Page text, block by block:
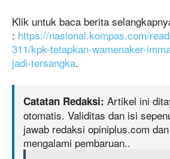
Klik untuk baca berita
: https://nasional.kompas.com/
311/kpk-tetapkan-wamenaker-
jadi-tersangka.
Catatan Redaksi: Artikel ini
otomatis. Validitas dan isi
jawab redaksi opiniplus.com
mengalami pembaruan..